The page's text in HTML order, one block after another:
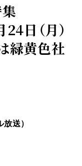
日（月）
緑黄色社
送）